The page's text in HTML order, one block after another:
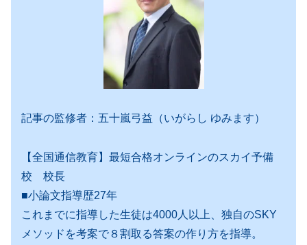
記事の監修者：五十嵐弓益（いがらし ゆみます）
【全国通信教育】最短合格オンラインのスカイ予備
校 校長
■小論文指導歴27年
これまでに指導した生徒は4000人以上、独自のSKY
メソッドを考案で８割取る答案の作り方を指導。